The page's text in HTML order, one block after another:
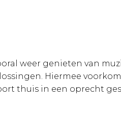
weer genieten van
Hiermee
thuis in een oprecht